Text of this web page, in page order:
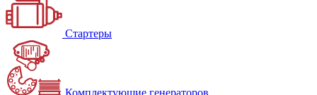
Стартеры